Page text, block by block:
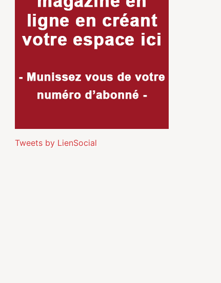
Tweets by LienSocial